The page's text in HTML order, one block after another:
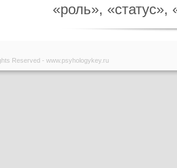
«роль», «статус»,
Reserved - www.psyhologykey.ru